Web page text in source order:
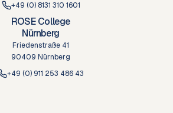
+49 (0) 8131 310 1601
ROSE College
Nürnberg
Friedenstraße 41
90409 Nürnberg
+49 (0) 911 253 486 43